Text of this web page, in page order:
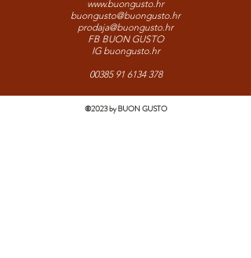
www.buongusto.hr
buongusto@buongusto.hr
prodaja@buongusto.hr
FB BUON GUSTO
IG buongusto.hr
00385 91 6134 378
©2023 by BUON GUSTO